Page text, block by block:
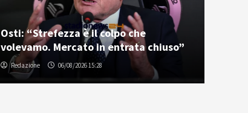
Osti: “Strefezza è il colpo che
volevamo. Mercato in entrata chiuso”
Redazione 06/08/2026 15:28